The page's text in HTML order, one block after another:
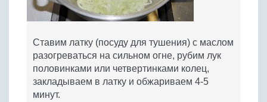
Ставим латку (посуду для тушения) с маслом
разогреваться на сильном огне, рубим лук
половинками или четвертинками колец,
закладываем в латку и обжариваем 4-5
минут.